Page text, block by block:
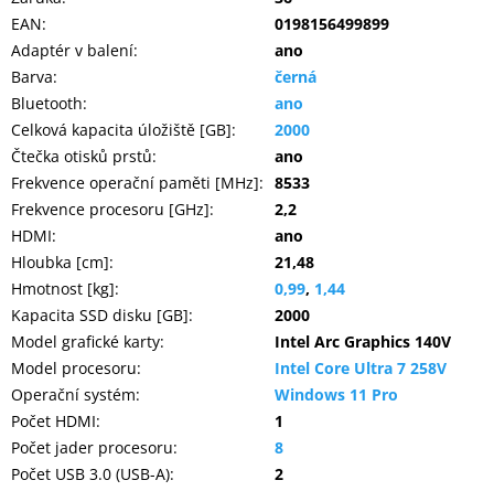
EAN:
0198156499899
Adaptér v balení:
ano
Barva:
černá
Bluetooth:
ano
Celková kapacita úložiště [GB]:
2000
Čtečka otisků prstů:
ano
Frekvence operační paměti [MHz]: 8533
Frekvence procesoru [GHz]:
2,2
HDMI:
ano
Hloubka [cm]:
21,48
Hmotnost [kg]: 0,99, 1,44
Kapacita SSD disku [GB]:
2000
Model grafické karty:
Intel Arc Graphics 140V
Model procesoru:
Intel Core Ultra 7 258V
Operační systém:
Windows 11 Pro
Počet HDMI:
1
Počet jader procesoru:
8
Počet USB 3.0 (USB-A):
2